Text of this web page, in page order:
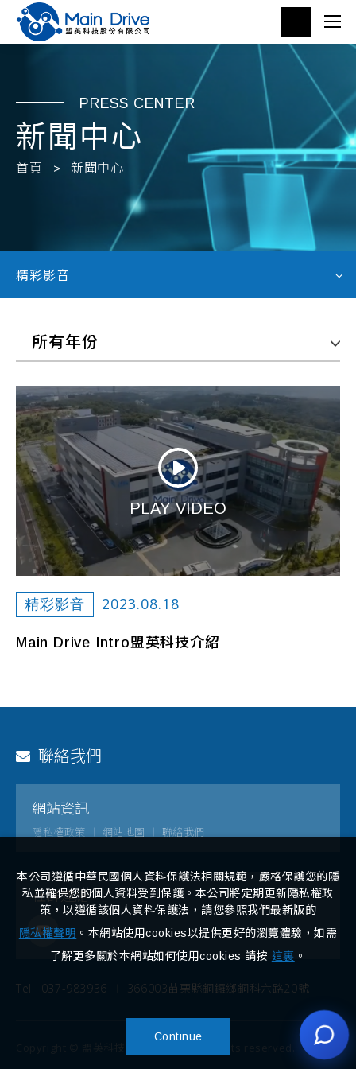
PRESS CENTER
新聞中心
首頁 新聞中心
精彩影音
所有年份
精彩影音 2023.08.18
Main Drive Intro盟英科技介紹
PLAY VIDEO
聯絡我們
網站資訊
隱私權政策 網站地圖 聯絡我們
社群連結
Tel 037-983936 366003苗栗縣銅鑼鄉銅科六路20號
本公司遵循中華民國個人資料保護法相關規範，嚴格保護您的隱
私並確保您的個人資料受到保護。本公司將定期更新隱私權政
策，以遵循該個人資料保護法，請您參照我們最新版的
隱私權聲明 。本網站使用cookies以提供更好的瀏覽體驗，如需
了解更多關於本網站如何使用cookies 請按 這裏 。
Continue